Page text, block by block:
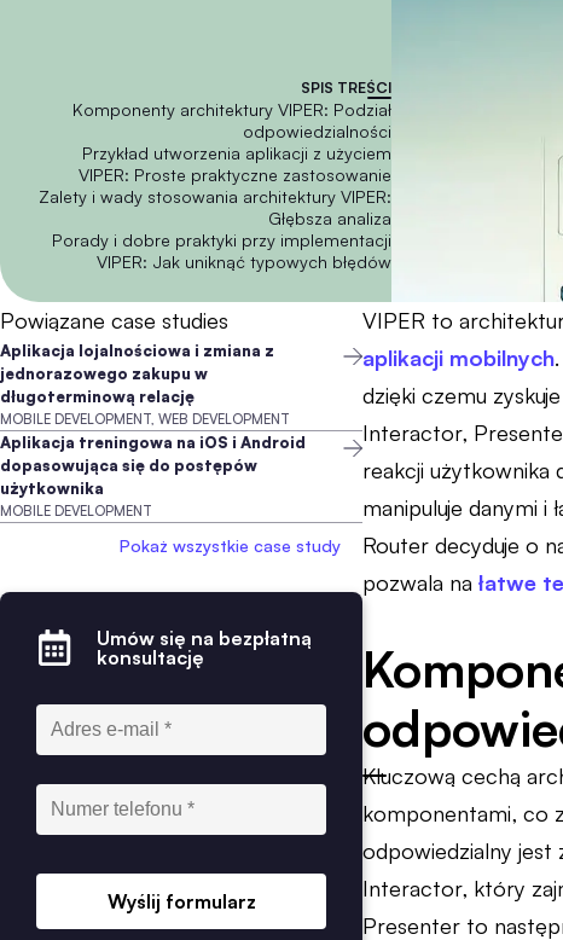
SPIS TREŚCI
Komponenty architektury VIPER: Podział
odpowiedzialności
Przykład utworzenia aplikacji z użyciem
VIPER: Proste praktyczne zastosowanie
Zalety i wady stosowania architektury VIPER:
Głębsza analiza
Porady i dobre praktyki przy implementacji
VIPER: Jak uniknąć typowych błędów
Powiązane case studies
Aplikacja lojalnościowa i zmiana z
jednorazowego zakupu w
długoterminową relację
MOBILE DEVELOPMENT, WEB DEVELOPMENT
Aplikacja treningowa na iOS i Android
dopasowująca się do postępów
użytkownika
MOBILE DEVELOPMENT
Pokaż wszystkie case study
Umów się na bezpłatną
konsultację
Wyślij formularz
VIPER to
aplikacji mobilnych
dzięki czemu
Interactor,
reakcji użytkownika
manipuluje danymi
Router decyduje o
pozwala na łatwe
Kluczową cechą
komponentami, co
odpowiedzialny jest
Interactor, który
Presenter to